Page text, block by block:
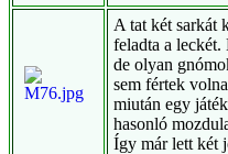
A tat két sarkát
feladta a leckét.
de olyan
sem fértek
miután egy
hasonló
Így már lett két